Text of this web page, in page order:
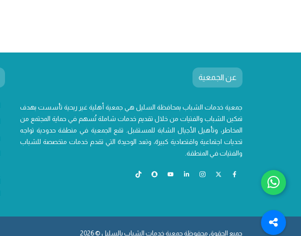
عن الجمعية
جمعية خدمات الشباب بمحافظة السليل هي جمعية أهلية غير ربحية تأسست بهدف
تمكين الشباب والفتيات من خلال تقديم خدمات شاملة تُسهم في حماية المجتمع من
المخاطر، وتأهيل الأجيال الشابة للمستقبل. تقع الجمعية في منطقة حدودية تواجه
تحديات اجتماعية واقتصادية كبيرة، وتعد الوحيدة التي تقدم خدمات متخصصة للشباب
والفتيات في المنطقة.
جميع الحقوق محفوظة جمعية خدمات الشباب بالسليل © 2026